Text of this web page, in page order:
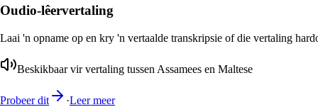
Oudio-lêervertaling
Laai 'n opname op en kry 'n vertaalde transkripsie of die vertaling
Beskikbaar vir vertaling tussen Assamees en Maltese
Probeer dit ·Leer meer